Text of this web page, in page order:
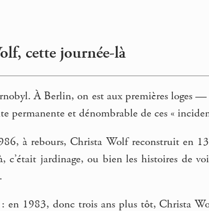
cette journée-là
À Berlin, on est aux premières loges
permanente et dénombrable de ces «
à rebours, Christa Wolf reconstruit en
c’était jardinage, ou bien les histoires de
en 1983, donc trois ans plus tôt, Christa